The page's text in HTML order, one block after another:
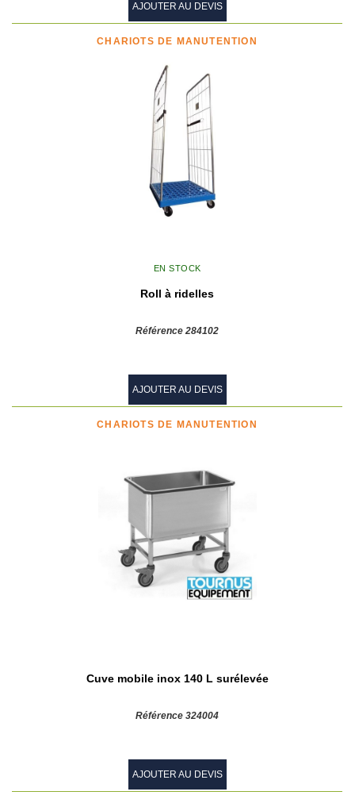
AJOUTER AU DEVIS
CHARIOTS DE MANUTENTION
EN STOCK
Roll à ridelles
Référence 284102
AJOUTER AU DEVIS
CHARIOTS DE MANUTENTION
Cuve mobile inox 140 L surélevée
Référence 324004
AJOUTER AU DEVIS